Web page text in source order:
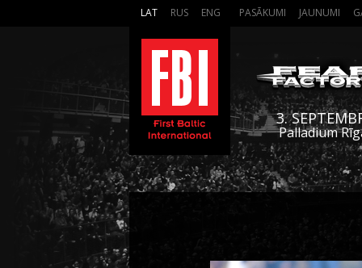
LAT RUS ENG PASĀKUMI JAUNUMI
3.
Palladium